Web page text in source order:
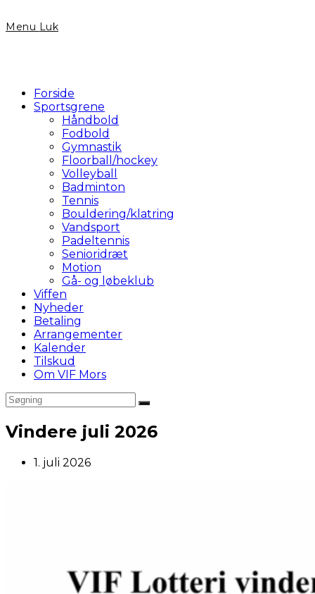
Menu Luk
Forside
Sportsgrene
Håndbold
Fodbold
Gymnastik
Floorball/hockey
Volleyball
Badminton
Tennis
Bouldering/klatring
Vandsport
Padeltennis
Senioridræt
Motion
Gå- og løbeklub
Viffen
Nyheder
Betaling
Arrangementer
Kalender
Tilskud
Om VIF Mors
Vindere juli 2026
Post
1. juli 2026